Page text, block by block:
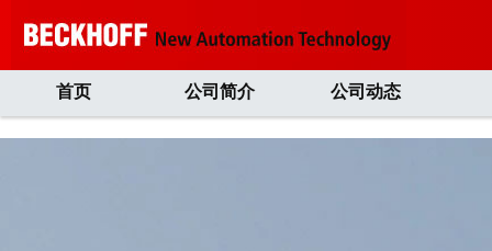
首页 公司简介 公司动态